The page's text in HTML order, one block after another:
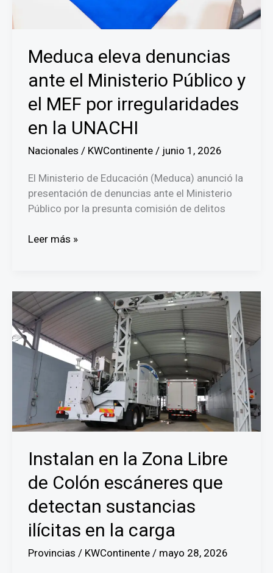
Meduca eleva denuncias
ante el Ministerio Público y
el MEF por irregularidades
en la UNACHI
Nacionales / KWContinente / junio 1, 2026
El Ministerio de Educación (Meduca) anunció la
presentación de denuncias ante el Ministerio
Público por la presunta comisión de delitos
Meduca
el
Ministerio
Público
y
MEF
por
irregularidades
en
UNACHI
Leer más »
Instalan en la Zona Libre
de Colón escáneres que
detectan sustancias
ilícitas en la carga
Provincias / KWContinente / mayo 28, 2026